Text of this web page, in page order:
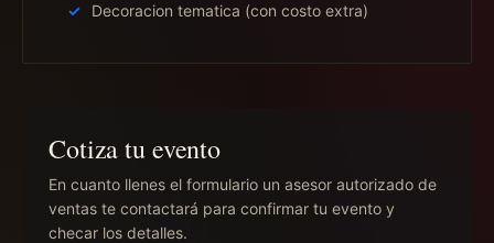
Decoracion tematica (con costo extra)
Cotiza tu evento
En cuanto llenes el formulario un asesor autorizado de
ventas te contactará para confirmar tu evento y
checar los detalles.